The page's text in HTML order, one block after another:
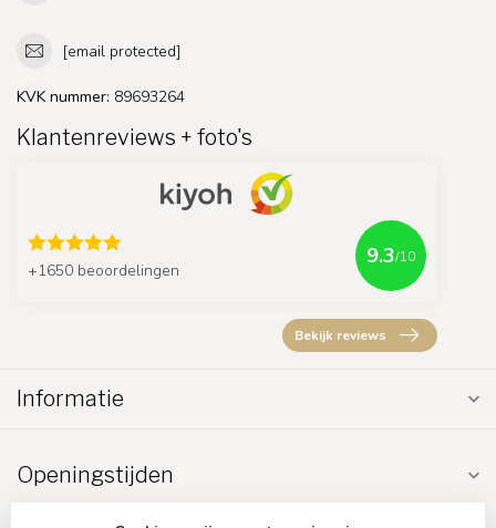
[email protected]
KVK nummer: 89693264
Klantenreviews + foto's
+1650 beoordelingen
9.3/10
Bekijk reviews
Informatie
Openingstijden